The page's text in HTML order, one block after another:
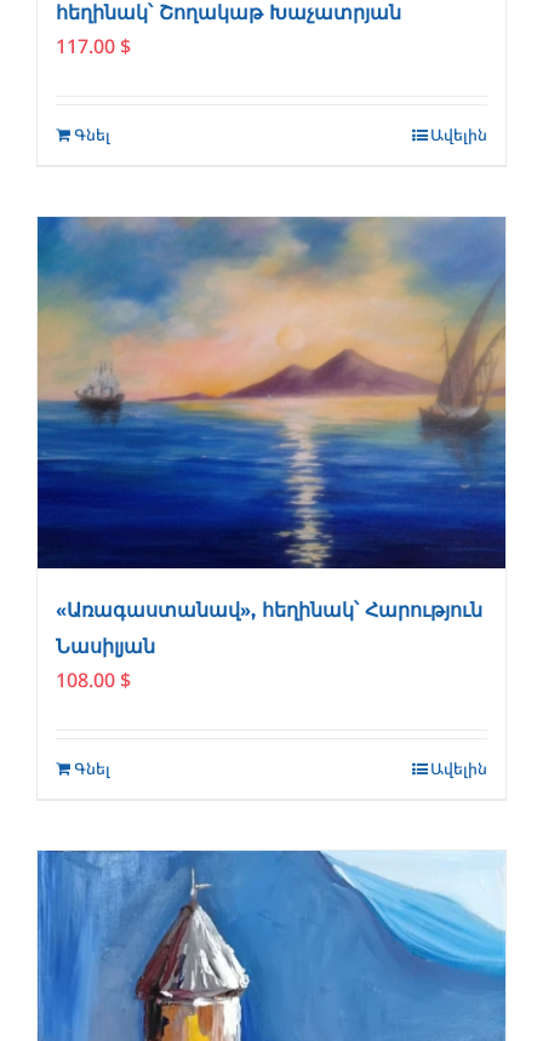
հեղինակ՝ Շողակաթ Խաչատրյան
117.00 $
Գնել Ավելին
«Առագաստանավ», հեղինակ՝ Հարություն
Նասիլյան
108.00 $
Գնել Ավելին